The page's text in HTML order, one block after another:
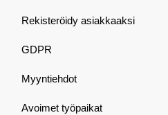
Rekisteröidy asiakkaaksi
GDPR
Myyntiehdot
Avoimet työpaikat